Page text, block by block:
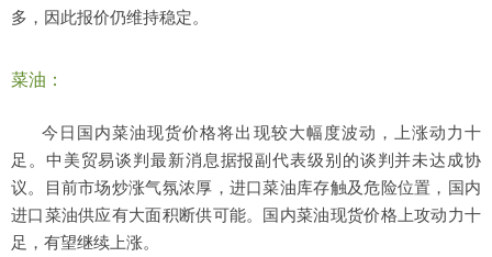
多，因此报价仍维持稳定。
菜油：
今日国内菜油现货价格将出现较大幅度波动，上涨动力十
足。中美贸易谈判最新消息据报副代表级别的谈判并未达成协
议。目前市场炒涨气氛浓厚，进口菜油库存触及危险位置，国内
进口菜油供应有大面积断供可能。国内菜油现货价格上攻动力十
足，有望继续上涨。